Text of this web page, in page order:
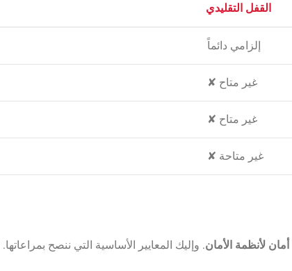
القفل التقليدي
إلزامي دائماً
✘ غير متاح
✘ غير متاح
✘ غير متاحة
أمان لأنظمة الأمان. وإليك المعايير الأساسية التي ننصح بمراعاتها.